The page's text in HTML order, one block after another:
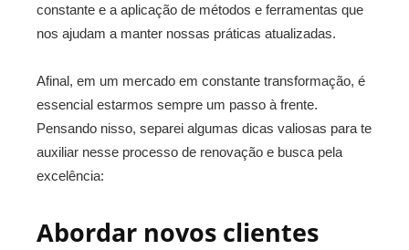
constante e a aplicação de métodos e ferramentas que
nos ajudam a manter nossas práticas atualizadas.
Afinal, em um mercado em constante transformação, é
essencial estarmos sempre um passo à frente.
Pensando nisso, separei algumas dicas valiosas para te
auxiliar nesse processo de renovação e busca pela
excelência:
Abordar novos clientes